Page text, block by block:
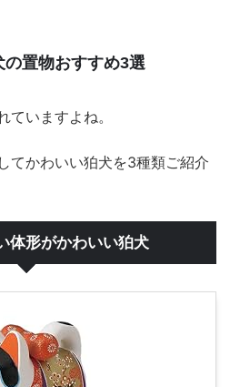
の置物おすすめ3選
いますよね。
てかわいい狛犬を3種類ご紹介
体形がかわいい狛犬